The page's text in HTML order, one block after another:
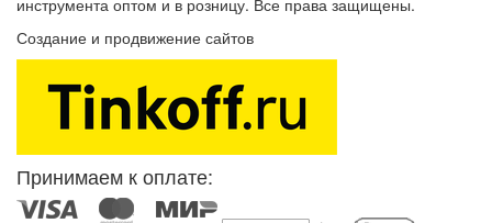
инструмента оптом и в розницу. Все права защищены.
Создание и продвижение сайтов
Принимаем к оплате: